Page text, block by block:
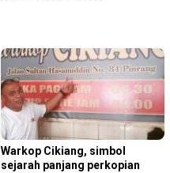
Warkop Cikiang, simbol
sejarah panjang perkopian